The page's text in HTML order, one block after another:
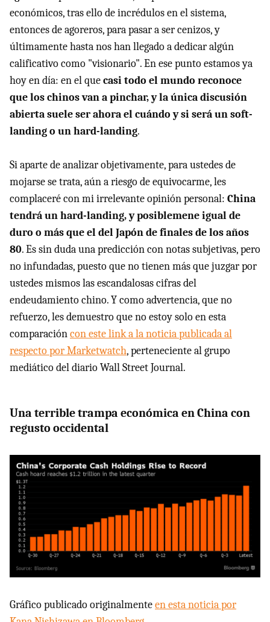
económicos, tras ello de incrédulos en el sistema,
entonces de agoreros, para pasar a ser cenizos, y
últimamente hasta nos han llegado a dedicar algún
calificativo como "visionario". En ese punto estamos ya
hoy en día: en el quecasi todo el mundo reconoce
que los chinos van a pinchar, y la única discusión
abierta suele ser ahora el cuándo y si será un soft-
landing o un hard-landing.
Si aparte de analizar objetivamente, para ustedes de
mojarse se trata, aún a riesgo de equivocarme, les
complaceré con mi irrelevante opinión personal: China
tendrá un hard-landing, y posiblemene igual de
duro o más que el del Japón de finales de los años
80. Es sin duda una predicción con notas subjetivas, pero
no infundadas, puesto que no tienen más que juzgar por
ustedes mismos las escandalosas cifras del
endeudamiento chino. Y como advertencia, que no
refuerzo, les demuestro que no estoy solo en esta
comparacióncon este link a la noticia publicada al
respecto por Marketwatch, perteneciente al grupo
mediático del diario Wall Street Journal.
Una terrible trampa económica en China con
regusto occidental
Gráfico publicado originalmenteen esta noticia por